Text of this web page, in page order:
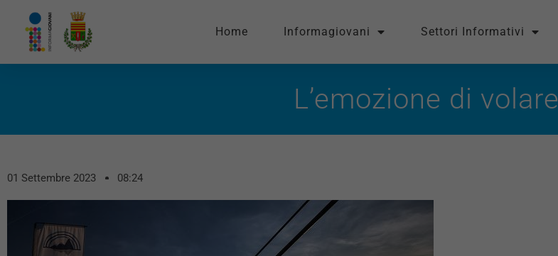
Home Informagiovani Settori Informativi
L’emozione di volare
01 Settembre 2023 08:24